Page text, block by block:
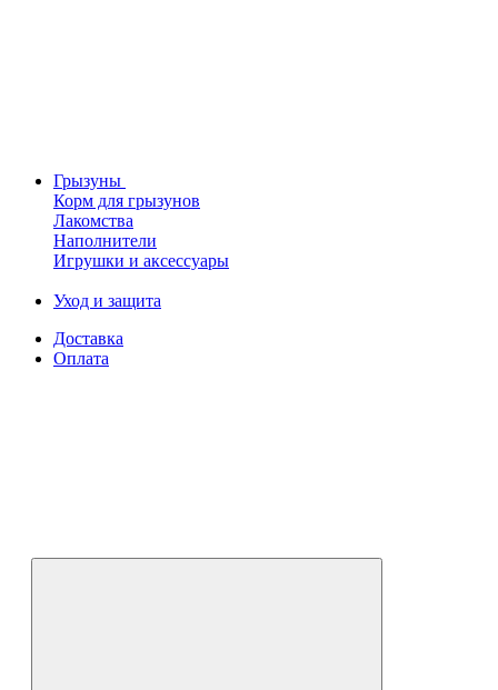
Грызуны
Корм для грызунов
Лакомства
Наполнители
Игрушки и аксессуары
Уход и защита
Доставка
Оплата